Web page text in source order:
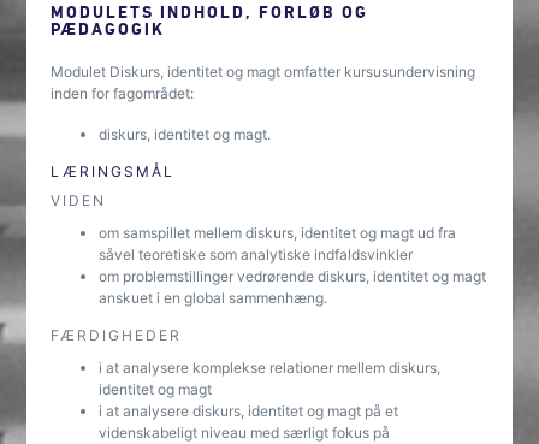
MODULETS INDHOLD, FORLØB OG
PÆDAGOGIK
Modulet Diskurs, identitet og magt omfatter kursusundervisning
inden for fagområdet:
diskurs, identitet og magt.
LÆRINGSMÅL
VIDEN
om samspillet mellem diskurs, identitet og magt ud fra
såvel teoretiske som analytiske indfaldsvinkler
om problemstillinger vedrørende diskurs, identitet og magt
anskuet i en global sammenhæng.
FÆRDIGHEDER
i at analysere komplekse relationer mellem diskurs,
identitet og magt
i at analysere diskurs, identitet og magt på et
videnskabeligt niveau med særligt fokus på